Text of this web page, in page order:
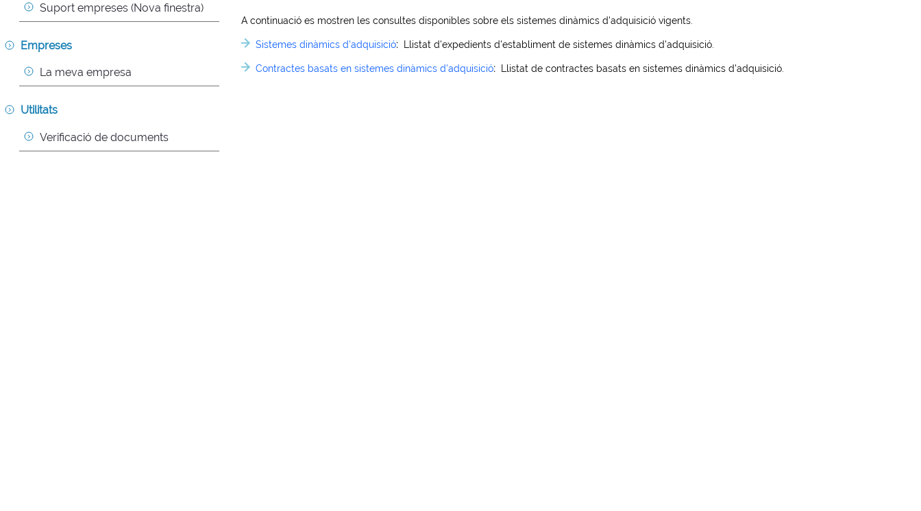
Suport empreses (Nova finestra)
Empreses
La meva empresa
Utilitats
Verificació de documents
A continuació es mostren les consultes disponibles sobre els sistemes dinàmics d'adquisició vigents.
Sistemes dinàmics d'adquisició: Llistat d'expedients d'establiment de sistemes dinàmics d'adquisició.
Contractes basats en sistemes dinàmics d'adquisició: Llistat de contractes basats en sistemes dinàmics d'adquisició.